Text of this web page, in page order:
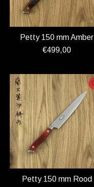
Petty 150 mm Amber
€499,00
Petty 150 mm Rood